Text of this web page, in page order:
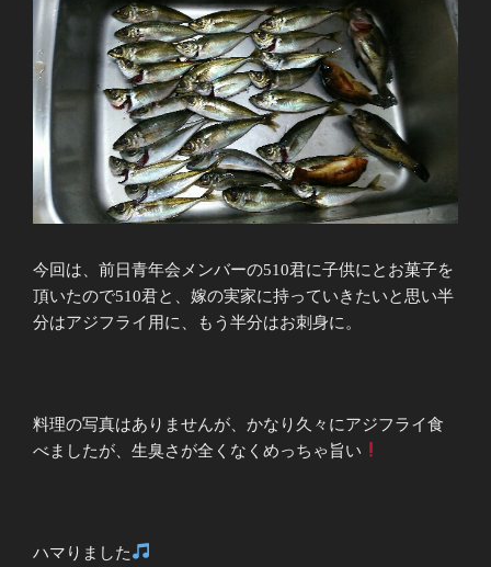
今回は、前日青年会メンバーの510君に子供にとお菓子を
頂いたので510君と、嫁の実家に持っていきたいと思い半
分はアジフライ用に、もう半分はお刺身に。
料理の写真はありませんが、かなり久々にアジフライ食
べましたが、生臭さが全くなくめっちゃ旨い
ハマりました